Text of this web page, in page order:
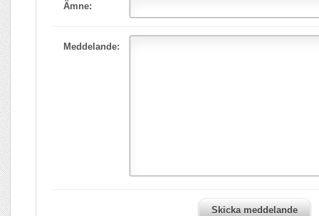
Ämne:
Meddelande:
Skicka meddelande